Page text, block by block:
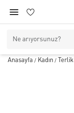
Anasayfa / Kadın / Terlik